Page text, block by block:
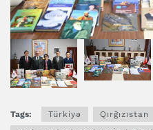
Tags: Türkiyə Qırğızıstan